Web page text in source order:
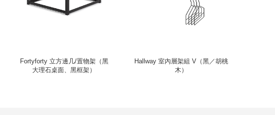
Fortyforty 立方邊几/置物架（黑
大理石桌面、黑框架）
Hallway 室內層架組 V（黑／胡桃
木）